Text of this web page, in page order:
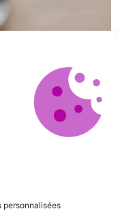
personnalisées